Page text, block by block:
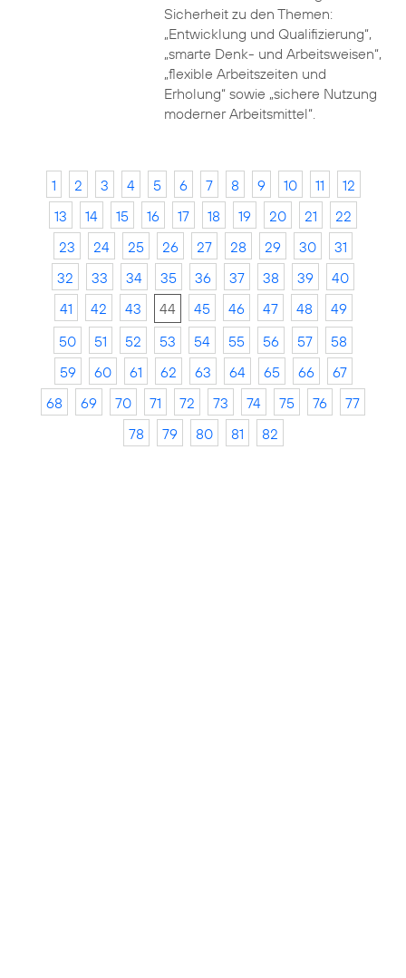
Sicherheit zu den Themen:
„Entwicklung und Qualifizierung“,
„smarte Denk- und Arbeitsweisen“,
„flexible Arbeitszeiten und
Erholung“ sowie „sichere Nutzung
moderner Arbeitsmittel“.
1 2 3 4 5 6 7 8 9 10 11
12
13
14 15 16 17 18 19 20 21
22
23
24 25 26 27 28 29 30
31
32
33 34 35 36 37 38 39
40
41
42 43 44 45 46 47 48
49
50
51 52 53 54 55 56 57
58
59
60 61 62 63 64 65 66
67
68
69 70 71 72 73 74 75 76
77
78
79 80 81 82